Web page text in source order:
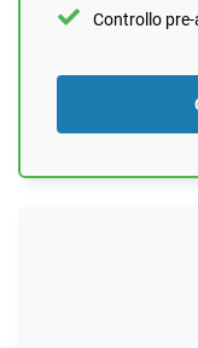
Controllo